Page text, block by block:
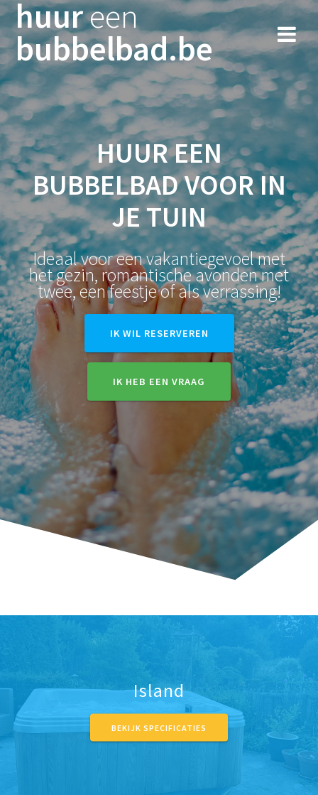
Skip
content
huureen
bubbelbad.be
HUUR EEN
BUBBELBAD VOOR IN
JE TUIN
Ideaal voor een vakantiegevoel met
het gezin, romantische avonden met
twee, een feestje of als verrassing!
IK WIL RESERVEREN
IK HEB EEN VRAAG
Island
BEKIJK SPECIFICATIES